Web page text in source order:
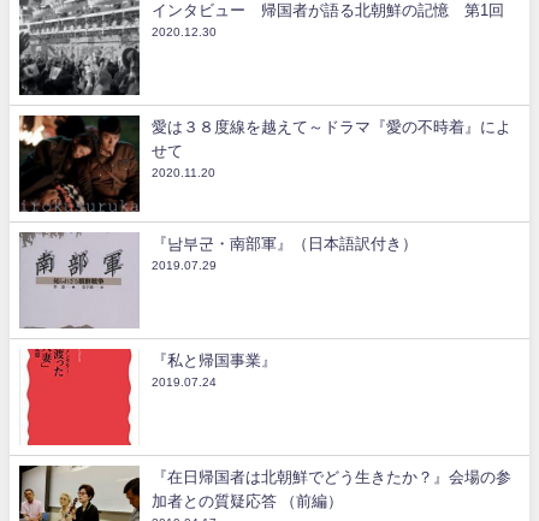
インタビュー 帰国者が語る北朝鮮の記憶 第1回
2020.12.30
愛は３８度線を越えて～ドラマ『愛の不時着』によ
せて
2020.11.20
『남부군・南部軍』（日本語訳付き）
2019.07.29
『私と帰国事業』
2019.07.24
『在日帰国者は北朝鮮でどう生きたか？』会場の参
加者との質疑応答 （前編）